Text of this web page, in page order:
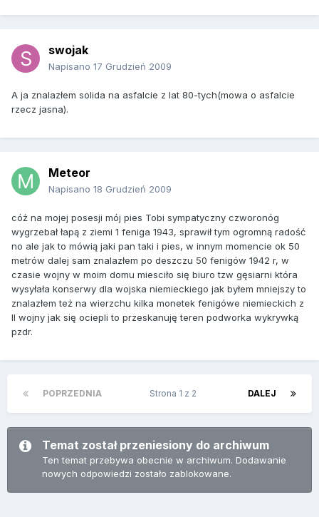
swojak
Napisano 17 Grudzień 2009
A ja znalazłem solida na asfalcie z lat 80-tych(mowa o asfalcie
rzecz jasna).
Meteor
Napisano 18 Grudzień 2009
cóż na mojej posesji mój pies Tobi sympatyczny czworonóg
wygrzebał łapą z ziemi 1 feniga 1943, sprawił tym ogromną radość
no ale jak to mówią jaki pan taki i pies, w innym momencie ok 50
metrów dalej sam znalazłem po deszczu 50 fenigów 1942 r, w
czasie wojny w moim domu miesciło się biuro tzw gęsiarni która
wysyłała konserwy dla wojska niemieckiego jak byłem mniejszy to
znalazłem też na wierzchu kilka monetek fenigówe niemieckich z
II wojny jak się ociepli to przeskanuję teren podworka wykrywką
pzdr.
POPRZEDNIA DALEJ
Strona 1 z 2
Temat został przeniesiony do archiwum
Ten temat przebywa obecnie w archiwum. Dodawanie
nowych odpowiedzi zostało zablokowane.